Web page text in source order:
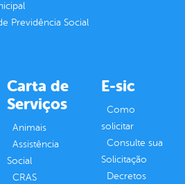
Previdência Social
Carta de
Serviços
Animais
Assistência
Social
CRAS
E-sic
Como
solicitar
Consulte sua
Solicitação
Decretos